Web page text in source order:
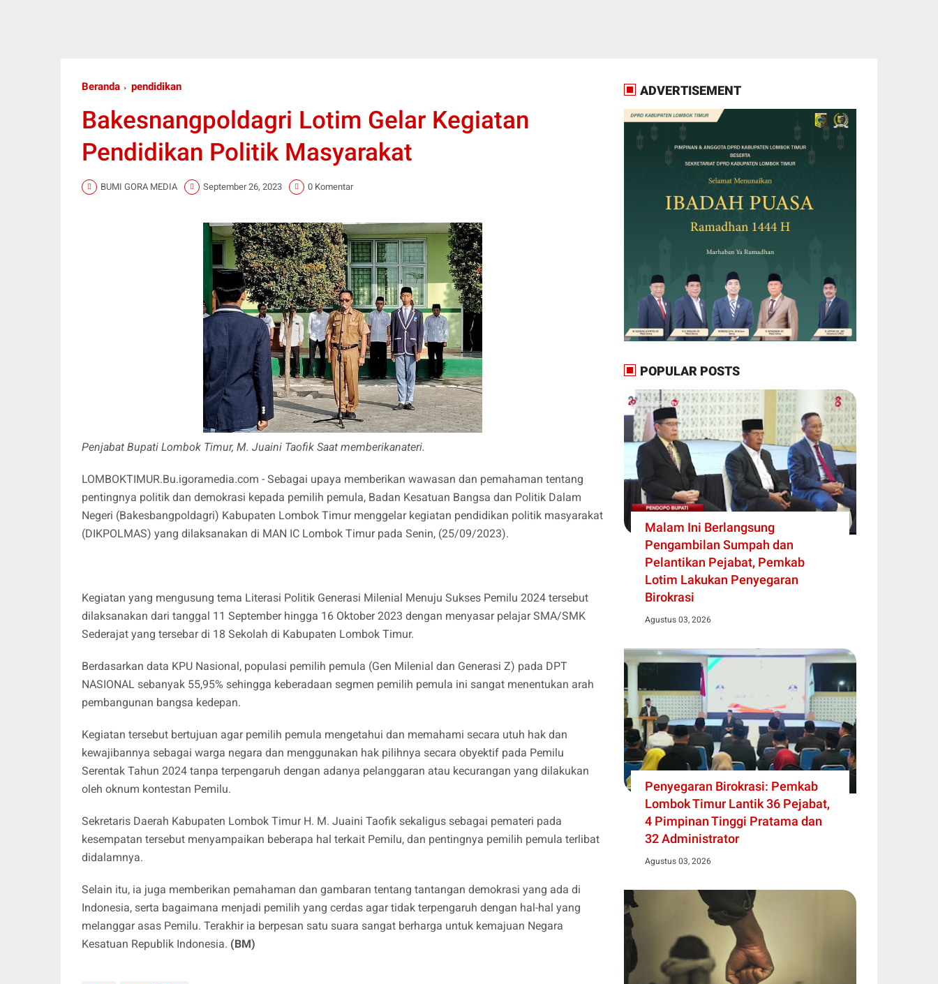
Beranda pendidikan
Bakesnangpoldagri Lotim Gelar Kegiatan
Pendidikan Politik Masyarakat
BUMI GORA MEDIA September 26, 2023 0 Komentar
Penjabat Bupati Lombok Timur, M. Juaini Taofik Saat memberikanateri.
LOMBOKTIMUR.Bu.igoramedia.com - Sebagai upaya memberikan wawasan dan pemahaman tentang
pentingnya politik dan demokrasi kepada pemilih pemula, Badan Kesatuan Bangsa dan Politik Dalam
Negeri (Bakesbangpoldagri) Kabupaten Lombok Timur menggelar kegiatan pendidikan politik masyarakat
(DIKPOLMAS) yang dilaksanakan di MAN IC Lombok Timur pada Senin, (25/09/2023).
Kegiatan yang mengusung tema Literasi Politik Generasi Milenial Menuju Sukses Pemilu 2024 tersebut
dilaksanakan dari tanggal 11 September hingga 16 Oktober 2023 dengan menyasar pelajar SMA/SMK
Sederajat yang tersebar di 18 Sekolah di Kabupaten Lombok Timur.
Berdasarkan data KPU Nasional, populasi pemilih pemula (Gen Milenial dan Generasi Z) pada DPT
NASIONAL sebanyak 55,95% sehingga keberadaan segmen pemilih pemula ini sangat menentukan arah
pembangunan bangsa kedepan.
Kegiatan tersebut bertujuan agar pemilih pemula mengetahui dan memahami secara utuh hak dan
kewajibannya sebagai warga negara dan menggunakan hak pilihnya secara obyektif pada Pemilu
Serentak Tahun 2024 tanpa terpengaruh dengan adanya pelanggaran atau kecurangan yang dilakukan
oleh oknum kontestan Pemilu.
Sekretaris Daerah Kabupaten Lombok Timur H. M. Juaini Taofik sekaligus sebagai pemateri pada
kesempatan tersebut menyampaikan beberapa hal terkait Pemilu, dan pentingnya pemilih pemula terlibat
didalamnya.
Selain itu, ia juga memberikan pemahaman dan gambaran tentang tantangan demokrasi yang ada di
Indonesia, serta bagaimana menjadi pemilih yang cerdas agar tidak terpengaruh dengan hal-hal yang
melanggar asas Pemilu. Terakhir ia berpesan satu suara sangat berharga untuk kemajuan Negara
Kesatuan Republik Indonesia. (BM)
ADVERTISEMENT
POPULAR POSTS
Malam Ini Berlangsung
Pengambilan Sumpah dan
Pelantikan Pejabat, Pemkab
Lotim Lakukan Penyegaran
Birokrasi
Agustus 03, 2026
Penyegaran Birokrasi: Pemkab
Lombok Timur Lantik 36 Pejabat,
4 Pimpinan Tinggi Pratama dan
32 Administrator
Agustus 03, 2026